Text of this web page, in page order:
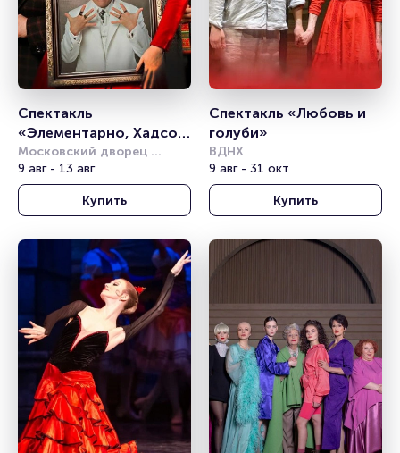
Спектакль
«Элементарно, Хадсон!
Дело о собаке Б.»
Московский дворец
молодёжи
9 авг - 13 авг
Купить
Спектакль «Любовь и
голуби»
ВДНХ
9 авг - 31 окт
Купить